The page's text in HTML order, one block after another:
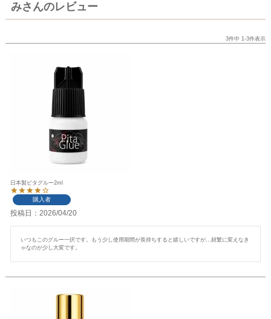
みさんのレビュー
3件中 1-3件表示
日本製ピタグルー2ml
購入者
投稿日 2026/04/20
いつもこのグルー一択です。もう少し使用期間が長持ちすると嬉しいですが…頻繁に変えなき
ゃなのが少し大変です。